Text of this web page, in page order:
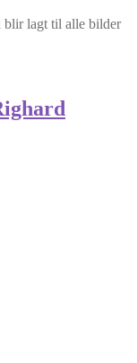
blir lagt til alle bilder